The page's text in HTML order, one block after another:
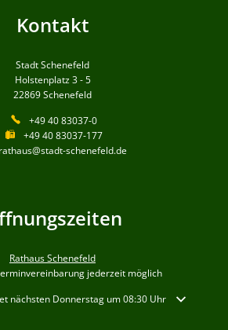
Kontakt
Stadt Schenefeld
Holstenplatz 3 - 5
22869Schenefeld
+49 40 83037-0
+49 40 83037-177
rathaus@stadt-schenefeld.de
Rathaus Schenefeld
jederzeit möglich
Öffnungs- oder Schließzeiten auszublenden
nächsten Donnerstag um 08:30 Uhr